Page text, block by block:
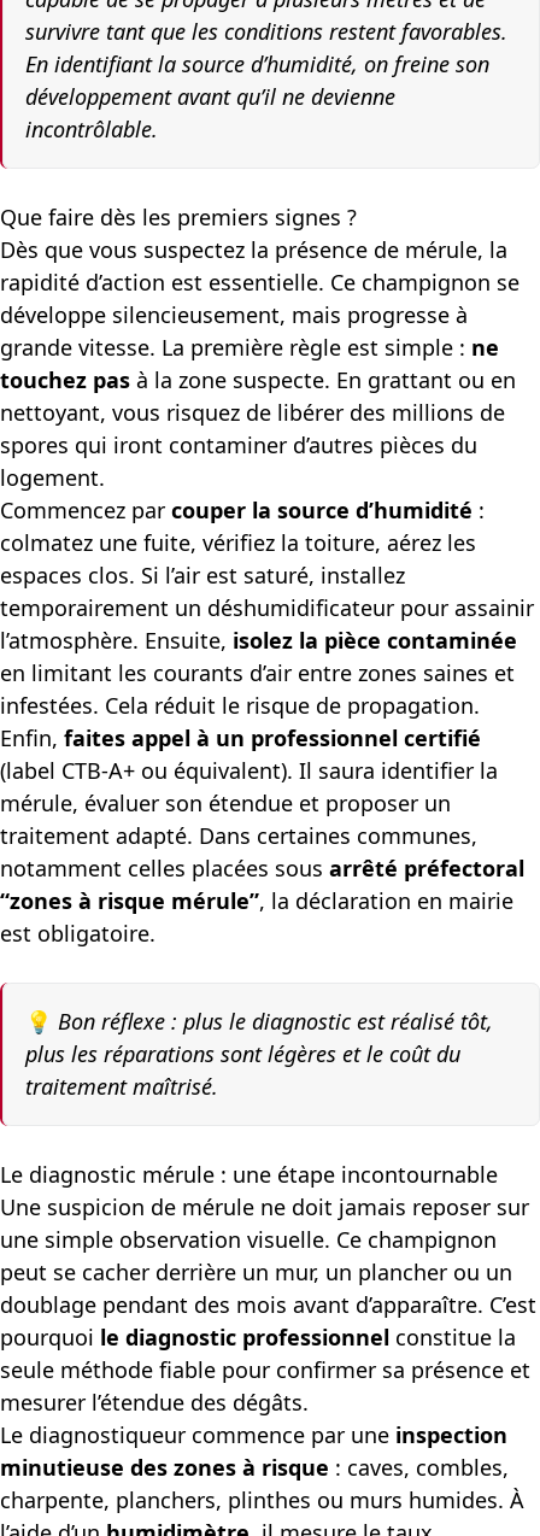
survivre tant que les conditions restent favorables.
En identifiant la source d’humidité, on freine son
développement avant qu’il ne devienne
incontrôlable.
Que faire dès les premiers signes ?
Dès que vous suspectez la présence de mérule, la
rapidité d’action est essentielle. Ce champignon se
développe silencieusement, mais progresse à
grande vitesse. La première règle est simple : ne
touchez pas à la zone suspecte. En grattant ou en
nettoyant, vous risquez de libérer des millions de
spores qui iront contaminer d’autres pièces du
logement.
Commencez par couper la source d’humidité :
colmatez une fuite, vérifiez la toiture, aérez les
espaces clos. Si l’air est saturé, installez
temporairement un déshumidificateur pour assainir
l’atmosphère. Ensuite, isolez la pièce contaminée
en limitant les courants d’air entre zones saines et
infestées. Cela réduit le risque de propagation.
Enfin, faites appel à un professionnel certifié
(label CTB-A+ ou équivalent). Il saura identifier la
mérule, évaluer son étendue et proposer un
traitement adapté. Dans certaines communes,
notamment celles placées sous arrêté préfectoral
“zones à risque mérule”, la déclaration en mairie
est obligatoire.
💡 Bon réflexe : plus le diagnostic est réalisé tôt,
plus les réparations sont légères et le coût du
traitement maîtrisé.
Le diagnostic mérule : une étape incontournable
Une suspicion de mérule ne doit jamais reposer sur
une simple observation visuelle. Ce champignon
peut se cacher derrière un mur, un plancher ou un
doublage pendant des mois avant d’apparaître. C’est
pourquoi le diagnostic professionnel constitue la
seule méthode fiable pour confirmer sa présence et
mesurer l’étendue des dégâts.
Le diagnostiqueur commence par une inspection
minutieuse des zones à risque : caves, combles,
charpente, planchers, plinthes ou murs humides. À